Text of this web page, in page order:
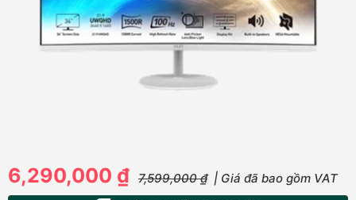
6,290,000 ₫ 7,599,000 ₫ | Giá đã bao gồm VAT